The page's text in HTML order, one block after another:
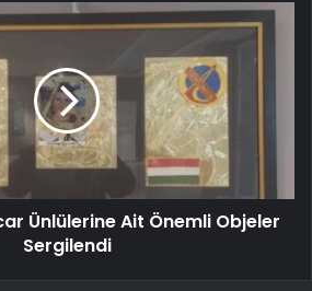
Ünlülerine Ait Önemli Objeler
Sergilendi